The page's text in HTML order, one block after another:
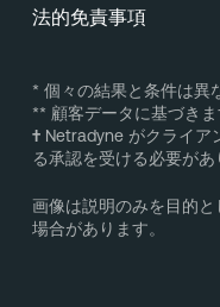
法的免責事項
* 個々の結果と条件は異
** 顧客データに基づきま
†Netradyne がクライア
る承認を受ける必要があ
画像は説明のみを目的
場合があります。